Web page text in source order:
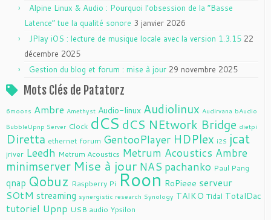
Alpine Linux & Audio : Pourquoi l’obsession de la “Basse
Latence” tue la qualité sonore 3 janvier 2026
JPlay iOS : lecture de musique locale avec la version 1.3.15 22
décembre 2025
Gestion du blog et forum : mise à jour 29 novembre 2025
Mots Clés de Patatorz
6moons Ambre Amethyst Audio-linux Audiolinux Audirvana bAudio
BubbleUpnp Server Clock dCS dCS NEtwork Bridge dietpi
Diretta ethernet forum GentooPlayer HDPlex i2S jcat
jriver Leedh Metrum Acoustics Metrum Acoustics Ambre
minimserver Mise à jour NAS pachanko Paul Pang
qnap Qobuz Raspberry Pi Roon RoPieee serveur
SOtM streaming synergistic research Synology TAIKO Tidal TotalDac
tutoriel Upnp USB audio Ypsilon